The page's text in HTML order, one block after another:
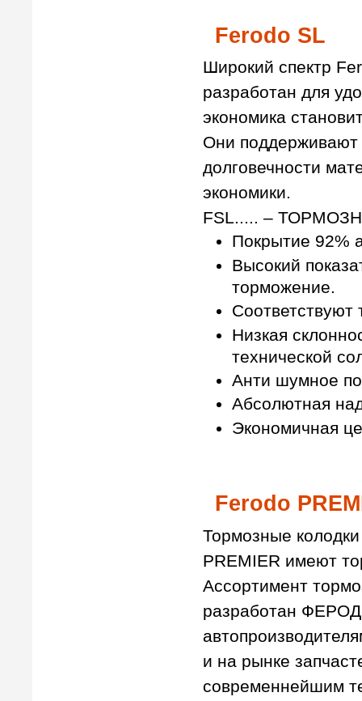
Ferodo SL
Широкий спектр
разработан для
экономика
Они поддерживают
долговечности
экономики.
FSL..... –
Покрытие 92%
Высокий
торможение.
Соответствуют
Низкая
технической
Анти шумное
Абсолютная
Экономичная
Ferodo
Тормозные
PREMIER имеют
Ассортимент
разработан
и на рынке
современнейшим